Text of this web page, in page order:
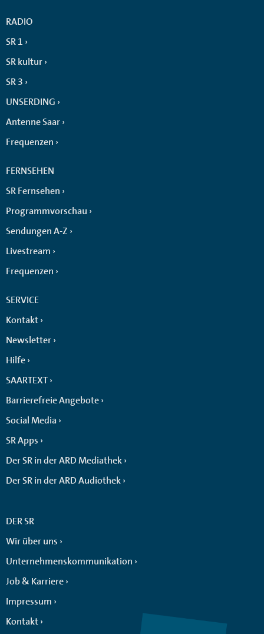
RADIO
SR 1
SR kultur
SR 3
UNSERDING
Antenne Saar
Frequenzen
FERNSEHEN
SR Fernsehen
Programmvorschau
Sendungen A-Z
Livestream
Frequenzen
SERVICE
Kontakt
Newsletter
Hilfe
SAARTEXT
Barrierefreie Angebote
Social Media
SR Apps
Der SR in der ARD Mediathek
Der SR in der ARD Audiothek
DER SR
Wir über uns
Unternehmenskommunikation
Job & Karriere
Impressum
Kontakt